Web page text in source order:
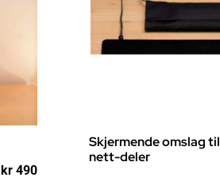
kr490Prisområde:
Skjermende omslag til
nett-deler